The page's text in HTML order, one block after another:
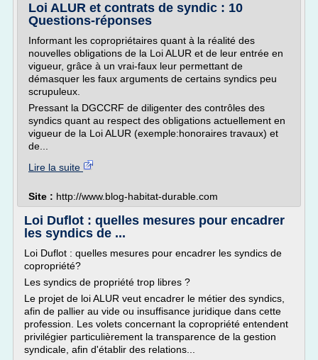
Loi ALUR et contrats de syndic : 10
Questions-réponses
Informant les copropriétaires quant à la réalité des
nouvelles obligations de la Loi ALUR et de leur entrée en
vigueur, grâce à un vrai-faux leur permettant de
démasquer les faux arguments de certains syndics peu
scrupuleux.
Pressant la DGCCRF de diligenter des contrôles des
syndics quant au respect des obligations actuellement en
vigueur de la Loi ALUR (exemple:honoraires travaux) et
de...
Lire la suite
Site : http://www.blog-habitat-durable.com
Loi Duflot : quelles mesures pour encadrer
les syndics de ...
Loi Duflot : quelles mesures pour encadrer les syndics de
copropriété?
Les syndics de propriété trop libres ?
Le projet de loi ALUR veut encadrer le métier des syndics,
afin de pallier au vide ou insuffisance juridique dans cette
profession. Les volets concernant la copropriété entendent
privilégier particulièrement la transparence de la gestion
syndicale, afin d'établir des relations...